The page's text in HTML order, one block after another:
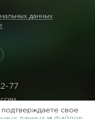
данных
77
свое